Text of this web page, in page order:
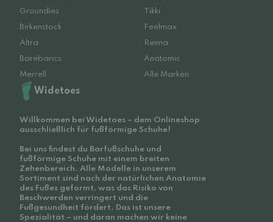
Groundies
Tikki
Birkenstock
Feelmax
Altra
Reima
Barebarics
Anatomic
Merrell
Alle Marken
Widetoes
Willkommen bei Widetoes – dem Onlineshop
ausschließlich für fußförmige Schuhe!
Bei uns findest du Barfußschuhe und
fußförmige Schuhe mit einem breiten
Zehenbereich. Alle Modelle in unserem
Sortiment sind nach der natürlichen Anatomie
des Fußes geformt, was das Risiko von
Beschwerden verringert und die
Fußgesundheit fördert. Das ist unsere
Spezialität – und daran machen wir keine